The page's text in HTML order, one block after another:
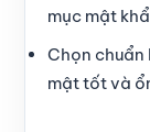
mục mật
Chọn chuẩn
mật tốt và